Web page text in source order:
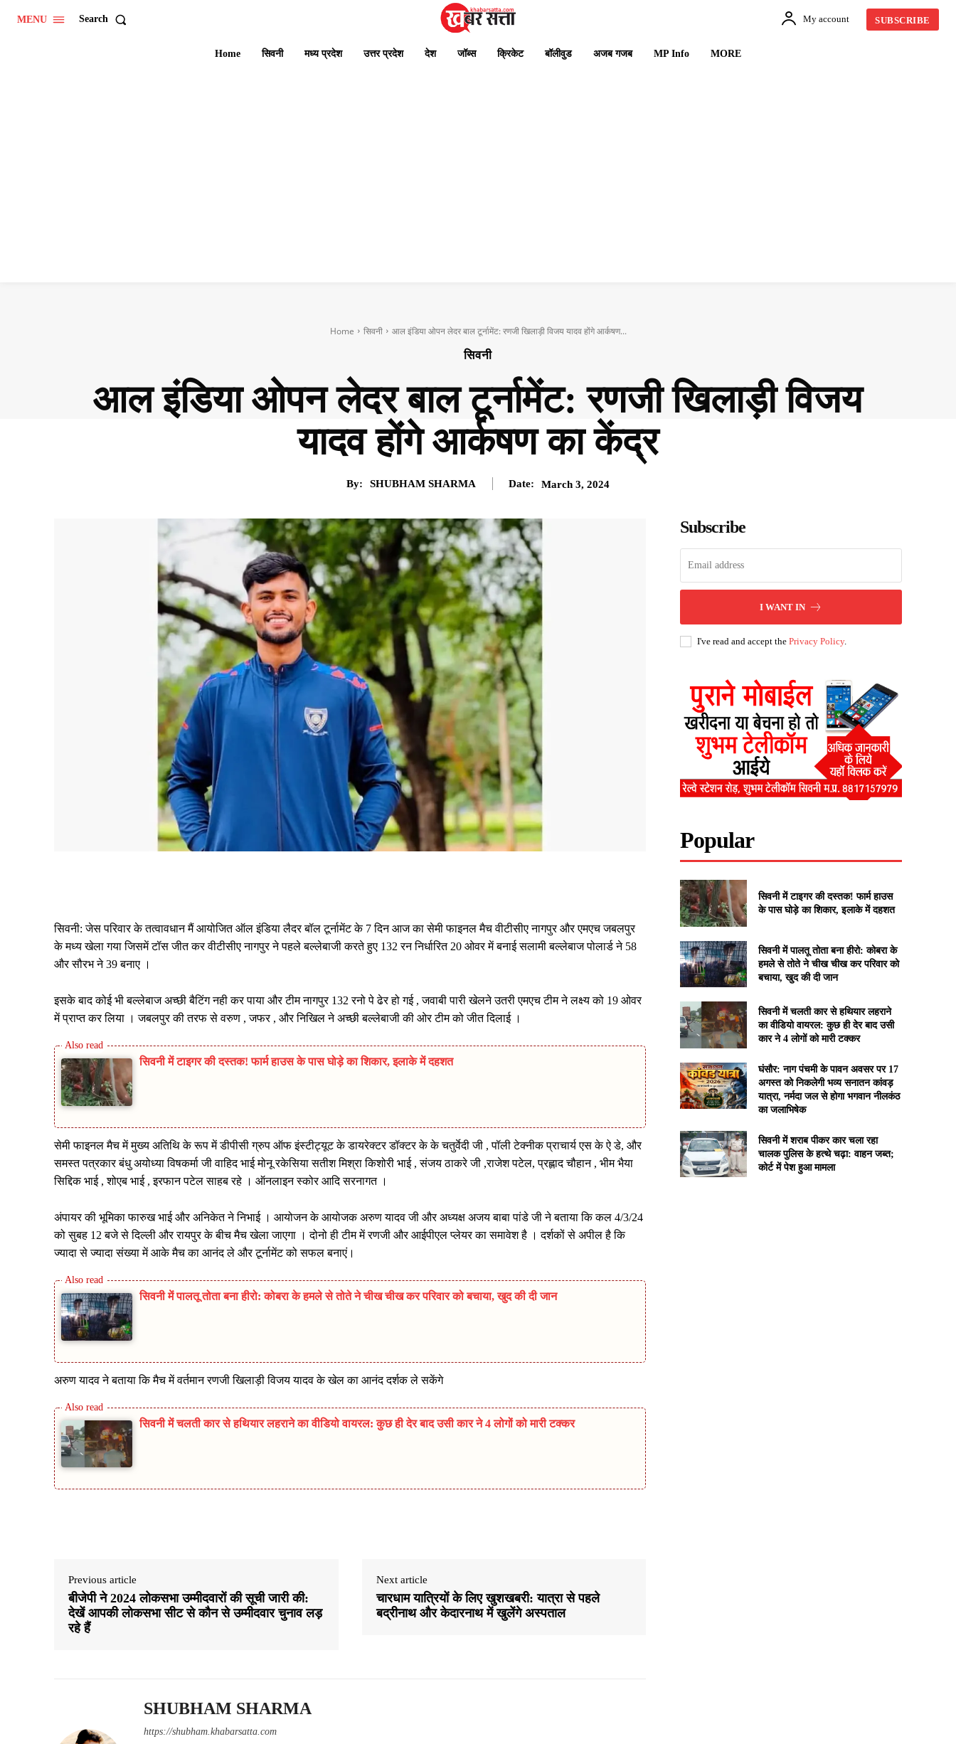
MENU Search My account SUBSCRIBE
Home सिवनी मध्य प्रदेश उत्तर प्रदेश देश जॉब्स क्रिकेट बॉलीवुड अजब गजब MP Info MORE
Home सिवनी आल इंडिया ओपन लेदर बाल टूर्नामेंट: रणजी खिलाड़ी विजय यादव होंगे आर्कषण...
सिवनी
आल इंडिया ओपन लेदर बाल टूर्नामेंट: रणजी खिलाड़ी विजय
यादव होंगे आर्कषण का केंद्र
By: SHUBHAM SHARMA Date: March 3, 2024
सिवनी: जेस परिवार के तत्वावधान मैं आयोजित ऑल इंडिया लैदर बॉल टूर्नामेंट के 7 दिन आज का सेमी फाइनल मैच वीटीसीए नागपुर और एमएच जबलपुर
के मध्य खेला गया जिसमें टॉस जीत कर वीटीसीए नागपुर ने पहले बल्लेबाजी करते हुए 132 रन निर्धारित 20 ओवर में बनाई सलामी बल्लेबाज पोलार्ड ने 58
और सौरभ ने 39 बनाए ।
इसके बाद कोई भी बल्लेबाज अच्छी बैटिंग नही कर पाया और टीम नागपुर 132 रनो पे ढेर हो गई , जवाबी पारी खेलने उतरी एमएच टीम ने लक्ष्य को 19 ओवर
में प्राप्त कर लिया । जबलपुर की तरफ से वरुण , जफर , और निखिल ने अच्छी बल्लेबाजी की ओर टीम को जीत दिलाई ।
सिवनी में टाइगर की दस्तक! फार्म हाउस के पास घोड़े का शिकार, इलाके में दहशत
सेमी फाइनल मैच में मुख्य अतिथि के रूप में डीपीसी ग्रुप ऑफ इंस्टीट्यूट के डायरेक्टर डॉक्टर के के चतुर्वेदी जी , पॉली टेक्नीक प्राचार्य एस के ऐ डे, और
समस्त पत्रकार बंधु अयोध्या विषकर्मा जी वाहिद भाई मोनू रकेसिया सतीश मिश्रा किशोरी भाई , संजय ठाकरे जी ,राजेश पटेल, प्रह्लाद चौहान , भीम भैया
सिद्दिक भाई , शोएब भाई , इरफान पटेल साहब रहे । ऑनलाइन स्कोर आदि सरनागत ।
अंपायर की भूमिका फारुख भाई और अनिकेत ने निभाई । आयोजन के आयोजक अरुण यादव जी और अध्यक्ष अजय बाबा पांडे जी ने बताया कि कल 4/3/24
को सुबह 12 बजे से दिल्ली और रायपुर के बीच मैच खेला जाएगा । दोनो ही टीम में रणजी और आईपीएल प्लेयर का समावेश है । दर्शकों से अपील है कि
ज्यादा से ज्यादा संख्या में आके मैच का आनंद ले और टूर्नामेंट को सफल बनाएं।
सिवनी में पालतू तोता बना हीरो: कोबरा के हमले से तोते ने चीख चीख कर परिवार को बचाया, खुद की दी जान
अरुण यादव ने बताया कि मैच में वर्तमान रणजी खिलाड़ी विजय यादव के खेल का आनंद दर्शक ले सकेंगे
सिवनी में चलती कार से हथियार लहराने का वीडियो वायरल: कुछ ही देर बाद उसी कार ने 4 लोगों को मारी टक्कर
Previous article
बीजेपी ने 2024 लोकसभा उम्मीदवारों की सूची जारी की:
देखें आपकी लोकसभा सीट से कौन से उम्मीदवार चुनाव लड़
रहे हैं
Next article
चारधाम यात्रियों के लिए खुशखबरी: यात्रा से पहले
बद्रीनाथ और केदारनाथ में खुलेंगे अस्पताल
SHUBHAM SHARMA
https://shubham.khabarsatta.com
Subscribe
I WANT IN
I've read and accept thePrivacy Policy.
Popular
सिवनी में टाइगर की दस्तक! फार्म हाउस
के पास घोड़े का शिकार, इलाके में दहशत
सिवनी में पालतू तोता बना हीरो: कोबरा के
हमले से तोते ने चीख चीख कर परिवार को
बचाया, खुद की दी जान
सिवनी में चलती कार से हथियार लहराने
का वीडियो वायरल: कुछ ही देर बाद उसी
कार ने 4 लोगों को मारी टक्कर
घंसौर: नाग पंचमी के पावन अवसर पर 17
अगस्त को निकलेगी भव्य सनातन कांवड़
यात्रा, नर्मदा जल से होगा भगवान नीलकंठ
का जलाभिषेक
सिवनी में शराब पीकर कार चला रहा
चालक पुलिस के हत्थे चढ़ा: वाहन जब्त;
कोर्ट में पेश हुआ मामला